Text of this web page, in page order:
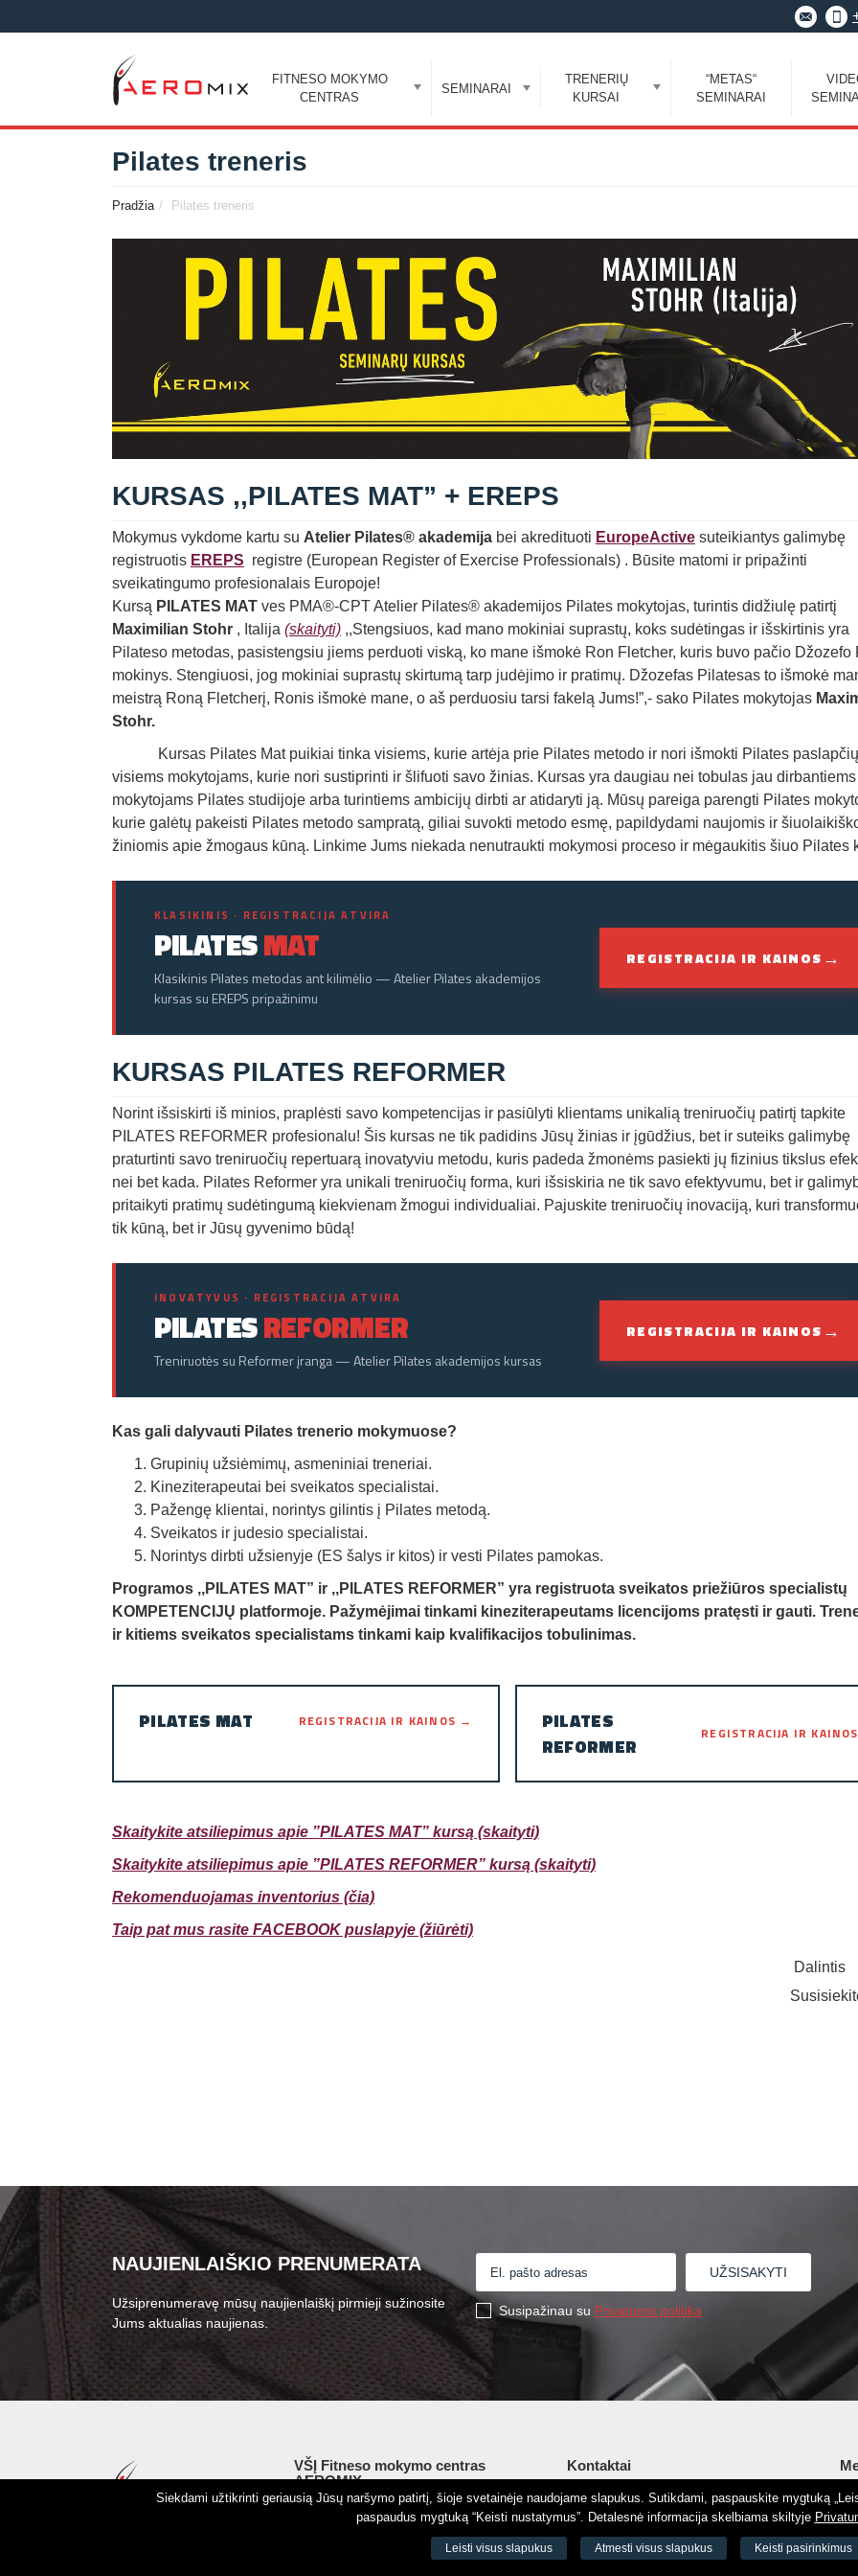
FITNESO MOKYMO
CENTRAS
SEMINARAI
TRENERIŲ
KURSAI
“METAS“
SEMINARAI
Pilates treneris
Pradžia Pilates treneris
KURSAS ,,PILATES MAT” + EREPS
Mokymus vykdome kartu su Atelier Pilates® akademija bei akredituoti EuropeActive suteikiantys galimybę
registruotis EREPS registre (European Register of Exercise Professionals) . Būsite matomi ir pripažinti
sveikatingumo profesionalais Europoje!
Kursą PILATES MAT ves PMA®-CPT Atelier Pilates® akademijos Pilates mokytojas, turintis didžiulę patirtį
Maximilian Stohr , Italija (skaityti) ,,Stengsiuos, kad mano mokiniai suprastų, koks sudėtingas ir išskirtinis yra
Pilateso metodas, pasistengsiu jiems perduoti viską, ko mane išmokė Ron Fletcher, kuris buvo pačio Džozefo
mokinys. Stengiuosi, jog mokiniai suprastų skirtumą tarp judėjimo ir pratimų. Džozefas Pilatesas to išmokė
meistrą Roną Fletcherį, Ronis išmokė mane, o aš perduosiu tarsi fakelą Jums!”,- sako Pilates mokytojas
Stohr.
Kursas Pilates Mat puikiai tinka visiems, kurie artėja prie Pilates metodo ir nori išmokti Pilates
visiems mokytojams, kurie nori sustiprinti ir šlifuoti savo žinias. Kursas yra daugiau nei tobulas jau dirbantiems
mokytojams Pilates studijoje arba turintiems ambicijų dirbti ar atidaryti ją. Mūsų pareiga parengti Pilates
kurie galėtų pakeisti Pilates metodo sampratą, giliai suvokti metodo esmę, papildydami naujomis ir
žiniomis apie žmogaus kūną. Linkime Jums niekada nenutraukti mokymosi proceso ir mėgaukitis šiuo Pilates
KLASIKINIS · REGISTRACIJA ATVIRA
PILATESMAT
Klasikinis Pilates metodas ant kilimėlio — Atelier Pilates akademijos
kursas su EREPS pripažinimu
REGISTRACIJA IR KAINOS →
KURSAS PILATES REFORMER
Norint išsiskirti iš minios, praplėsti savo kompetencijas ir pasiūlyti klientams unikalią treniruočių patirtį tapkite
PILATES REFORMER profesionalu! Šis kursas ne tik padidins Jūsų žinias ir įgūdžius, bet ir suteiks galimybę
praturtinti savo treniruočių repertuarą inovatyviu metodu, kuris padeda žmonėms pasiekti jų fizinius tikslus
nei bet kada. Pilates Reformer yra unikali treniruočių forma, kuri išsiskiria ne tik savo efektyvumu, bet ir
pritaikyti pratimų sudėtingumą kiekvienam žmogui individualiai. Pajuskite treniruočių inovaciją, kuri
tik kūną, bet ir Jūsų gyvenimo būdą!
INOVATYVUS · REGISTRACIJA ATVIRA
PILATESREFORMER
Treniruotės su Reformer įranga — Atelier Pilates akademijos kursas
REGISTRACIJA IR KAINOS →
Kas gali dalyvauti Pilates trenerio mokymuose?
Grupinių užsiėmimų, asmeniniai treneriai.
Kineziterapeutai bei sveikatos specialistai.
Pažengę klientai, norintys gilintis į Pilates metodą.
Sveikatos ir judesio specialistai.
Norintys dirbti užsienyje (ES šalys ir kitos) ir vesti Pilates pamokas.
Programos ,,PILATES MAT” ir ,,PILATES REFORMER” yra registruota sveikatos priežiūros specialistų
KOMPETENCIJŲ platformoje. Pažymėjimai tinkami kineziterapeutams licencijoms pratęsti ir gauti.
ir kitiems sveikatos specialistams tinkami kaip kvalifikacijos tobulinimas.
PILATES MAT REGISTRACIJA IR KAINOS →
PILATES
REFORMER
REGISTRACIJA IR
Skaitykite atsiliepimus apie ”PILATES MAT” kursą (skaityti)
Skaitykite atsiliepimus apie ”PILATES REFORMER” kursą (skaityti)
Rekomenduojamas inventorius (čia)
Taip pat mus rasite FACEBOOK puslapyje (žiūrėti)
Dalintis
NAUJIENLAIŠKIO PRENUMERATA
Užsiprenumeravę mūsų naujienlaiškį pirmieji sužinosite
Jums aktualias naujienas.
Susipažinau su Privatumo politika
VŠĮ Fitneso mokymo centras
AEROMIX
Įm. k. 300034190
LT98 7300 0100 8525 8188
Kontaktai
Šv. Stepono g. 27C, Vilnius, Lietuva
+37060779864
Siekdami užtikrinti geriausią Jūsų naršymo patirtį, šioje svetainėje naudojame slapukus. Sutikdami, paspauskite mygtuką
paspaudus mygtuką “Keisti nustatymus”. Detalesnė informacija skelbiama skiltyje
Leisti visus slapukus Atmesti visus slapukus Keisti pasirinkimus